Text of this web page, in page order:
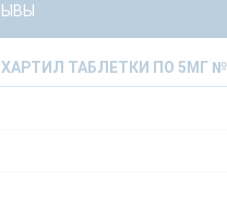
ТАБЛЕТКИ ПО 5МГ